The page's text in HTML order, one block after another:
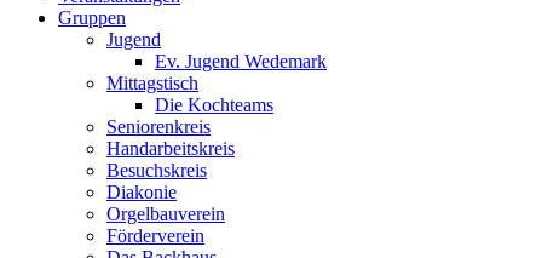
Gruppen
Jugend
Ev. Jugend Wedemark
Mittagstisch
Die Kochteams
Seniorenkreis
Handarbeitskreis
Besuchskreis
Diakonie
Orgelbauverein
Förderverein